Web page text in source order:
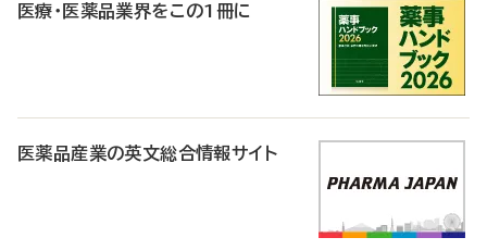
医療・医薬品業界をこの1冊に
医薬品産業の英文総合情報サイト